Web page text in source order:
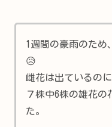
1週間の豪雨のため
😥
雌花は出ているの
７株中6株の雄花の
た。